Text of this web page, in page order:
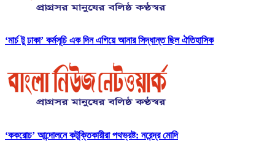
‘মার্চ টু ঢাকা’ কর্মসূচি এক দিন এগিয়ে আনার সিদ্ধান্ত ছিল ঐতিহাসিক
‘ককরোচ’ আন্দোলনে কটূক্তিকারীরা পথভ্রষ্ট: নরেন্দ্র মোদি